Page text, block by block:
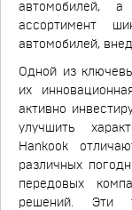
автомобилей,
ассортимент
автомобилей,
Одной из
их
активно
улучшить
Hankook
различных
передовых
решений. Эти